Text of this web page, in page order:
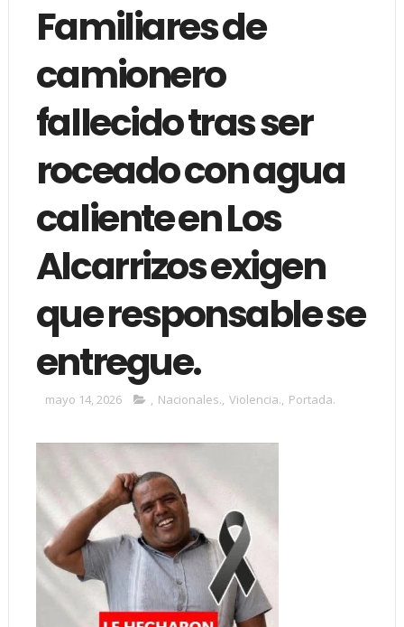
Familiares de
camionero
fallecido tras ser
roceado con agua
caliente en Los
Alcarrizos exigen
que responsable se
entregue.
mayo 14, 2026 , Nacionales., Violencia., Portada.